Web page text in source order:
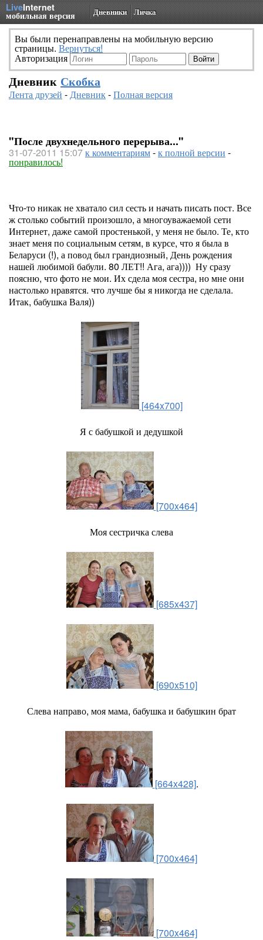
LiveInternet
мобильная версия Дневники Личка
Вы были перенаправлены на мобильную версию
страницы. Вернуться!
Авторизация
Дневник Скобка
Лента друзей -Дневник-Полная версия
"После двухнедельного перерыва..."
31-07-2011 15:07к комментариям-к полной версии -
понравилось!
Что-то никак не хватало сил сесть и начать писать пост. Все
ж столько событий произошло, а многоуважаемой сети
Интернет, даже самой простенькой, у меня не было. Те, кто
знает меня по социальным сетям, в курсе, что я была в
Беларуси (!), а повод был грандиозный, День рождения
нашей любимой бабули. 80 ЛЕТ!! Ага, ага)))) Ну сразу
поясню, что фото не мои. Их сдела моя сестра, но мне они
настолько нравятся. что лучше бы я никогда не сделала.
Итак, бабушка Валя))
[464x700]
Я с бабушкой и дедушкой
[700x464]
Моя сестричка слева
[685x437]
[690x510]
Слева направо, моя мама, бабушка и бабушкин брат
[664x428].
[700x464]
[700x464]